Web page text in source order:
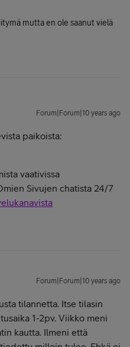
mutta en ole saanut vielä
Forum|Forum|10 years ago
paikoista:
vaativissa
Sivujen chatista 24/7
Forum|Forum|10 years ago
tilannetta. Itse tilasin
1-2pv. Viikko meni
kautta. Ilmeni että